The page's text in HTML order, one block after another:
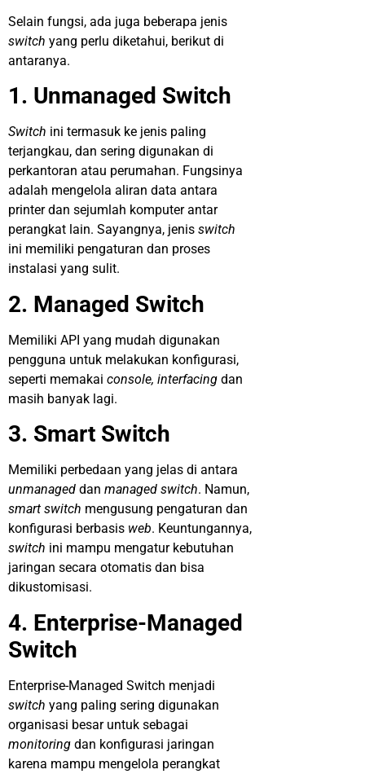
Selain fungsi, ada juga beberapa jenis
switch yang perlu diketahui, berikut di
antaranya.
1. Unmanaged Switch
Switch ini termasuk ke jenis paling
terjangkau, dan sering digunakan di
perkantoran atau perumahan. Fungsinya
adalah mengelola aliran data antara
printer dan sejumlah komputer antar
perangkat lain. Sayangnya, jenis switch
ini memiliki pengaturan dan proses
instalasi yang sulit.
2. Managed Switch
Memiliki API yang mudah digunakan
pengguna untuk melakukan konfigurasi,
seperti memakai console, interfacing dan
masih banyak lagi.
3. Smart Switch
Memiliki perbedaan yang jelas di antara
unmanaged dan managed switch. Namun,
smart switch mengusung pengaturan dan
konfigurasi berbasis web. Keuntungannya,
switch ini mampu mengatur kebutuhan
jaringan secara otomatis dan bisa
dikustomisasi.
4. Enterprise-Managed
Switch
Enterprise-Managed Switch menjadi
switch yang paling sering digunakan
organisasi besar untuk sebagai
monitoring dan konfigurasi jaringan
karena mampu mengelola perangkat